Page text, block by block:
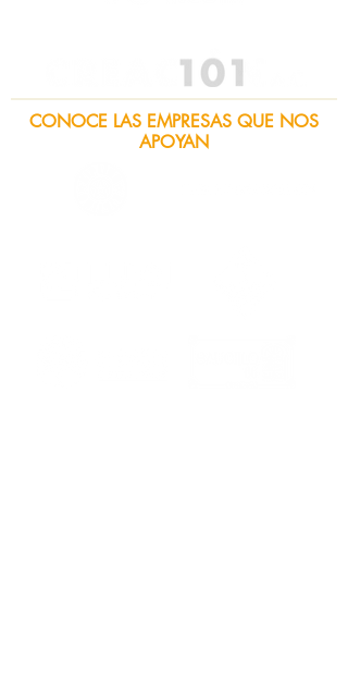
CONOCE LAS EMPRESAS QUE NOS
APOYAN